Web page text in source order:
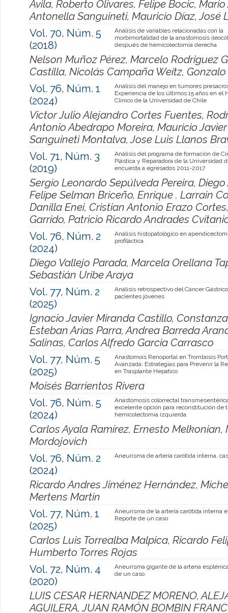
Ávila, Roberto Olivares, Felipe Bocic,
Antonella Sanguineti, Mauricio Díaz, José
Vol. 70, Núm. 5
(2018)
Análisis de variables relacionadas con la
morbimortalidad de la anastomosis
después de hemicolectomía derecha
Nelson Muñoz Pérez, Marcelo Rodriguez
Castilla, Nicolás Campaña Weitz,
Vol. 76, Núm. 1
(2024)
Análisis del manejo en tumores
Experiencia de los últimos 15 años en el
Clínico de la Universidad de Chile
Victor Julio Alejandro Cortes Fuentes,
Antonio Abedrapo Moreira, Mauricio
Sanguineti Montalva, Jose Luis Llanos
Vol. 71, Núm. 3
(2019)
Análisis del programa de formación de
Plástica y Reparadora de la Universidad
encuesta a egresados 2011-2017
Sergio Leonardo Sepúlveda Pereira,
Felipe Selman Briceño, Enrique . Larrain
Danilla Enei, Cristian Antonio Erazo
Garrido, Patricio Ricardo Andrades
Vol. 76, Núm. 2
(2024)
Análisis histopatológico en
profiláctica
Diego Vallejo Parada, Marcela Orellana
Sebastián Uribe Araya
Vol. 77, Núm. 2
(2025)
Análisis retrospectivo del Cáncer
pacientes jóvenes
Ignacio Javier Miranda Castillo,
Esteban Arias Parra, Andrea Barreda
Salinas, Carlos Alfredo Garcia Carrasco
Vol. 77, Núm. 5
(2025)
Anastomois Renoportal en Trombosis
Avanzada: Estrategias para Prevenir la
en Trasplante Hepático
Moisés Barrientos Rivera
Vol. 76, Núm. 5
(2024)
Anastomosis colorrectal
excelente opción para reconstitución de
hemicolectomía izquierda.
Carlos Ayala Ramírez, Ernesto
Mordojovich
Vol. 76, Núm. 2
(2024)
Aneurisma de arteria carótida interna,
Ricardo Andres Jiménez Hernández,
Mertens Martin
Vol. 77, Núm. 1
(2025)
Aneurisma de la arteria carótida interna
Reporte de un caso
Carlos Luis Torrealba Malpica, Ricardo
Humberto Torres Rojas
Vol. 72, Núm. 4
(2020)
Aneurisma gigante de la arteria
de un caso.
LUIS CESAR HERNANDEZ MORENO,
AGUILERA, JUAN RAMÓN BOMBIN